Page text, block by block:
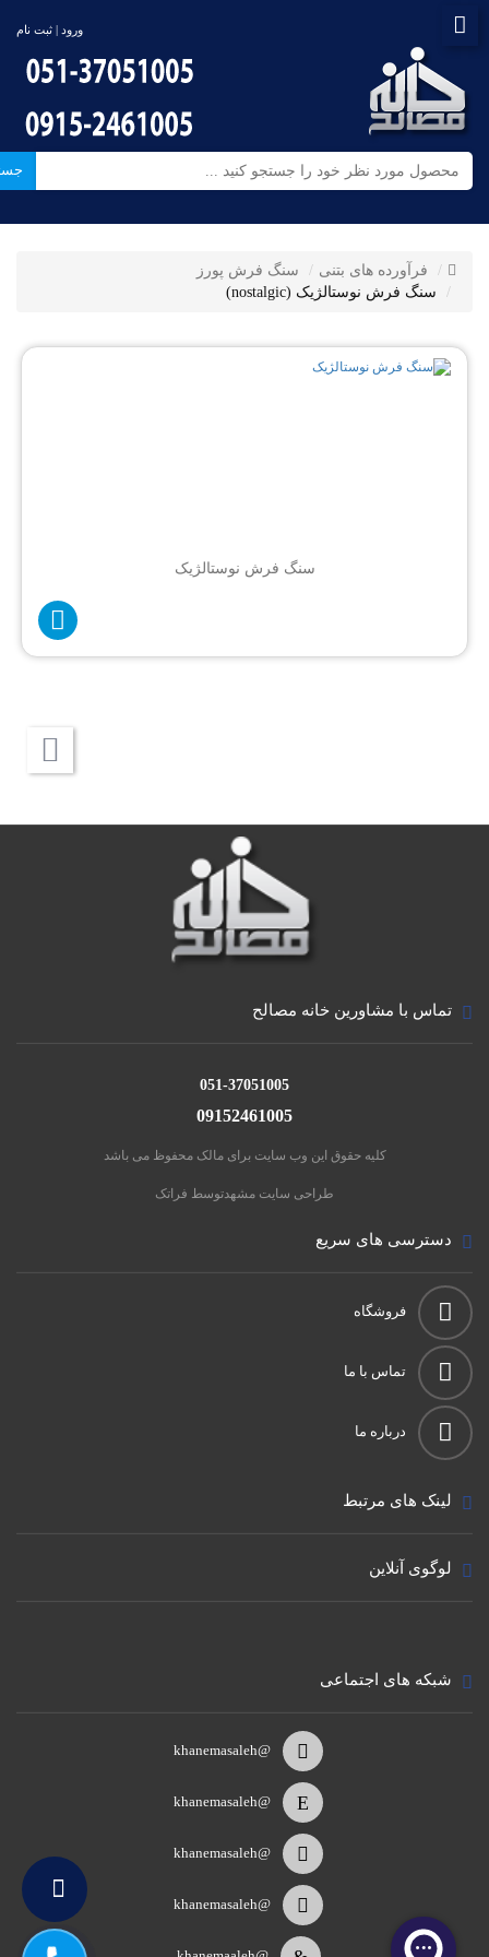
ورود | ثبت نام
فرآورده های بتنی
سنگ فرش پورز
سنگ فرش نوستالژیک (nostalgic)
سنگ فرش نوستالژیک
تماس با مشاورین خانه مصالح
051-37051005
09152461005
کلیه حقوق این وب سایت برای مالک محفوظ می باشد
طراحی سایت مشهدتوسط فراتک
دسترسی های سریع
فروشگاه
تماس با ما
درباره ما
لینک های مرتبط
لوگوی آنلاین
شبکه های اجتماعی
@khanemasaleh
@khanemasaleh
@khanemasaleh
@khanemasaleh